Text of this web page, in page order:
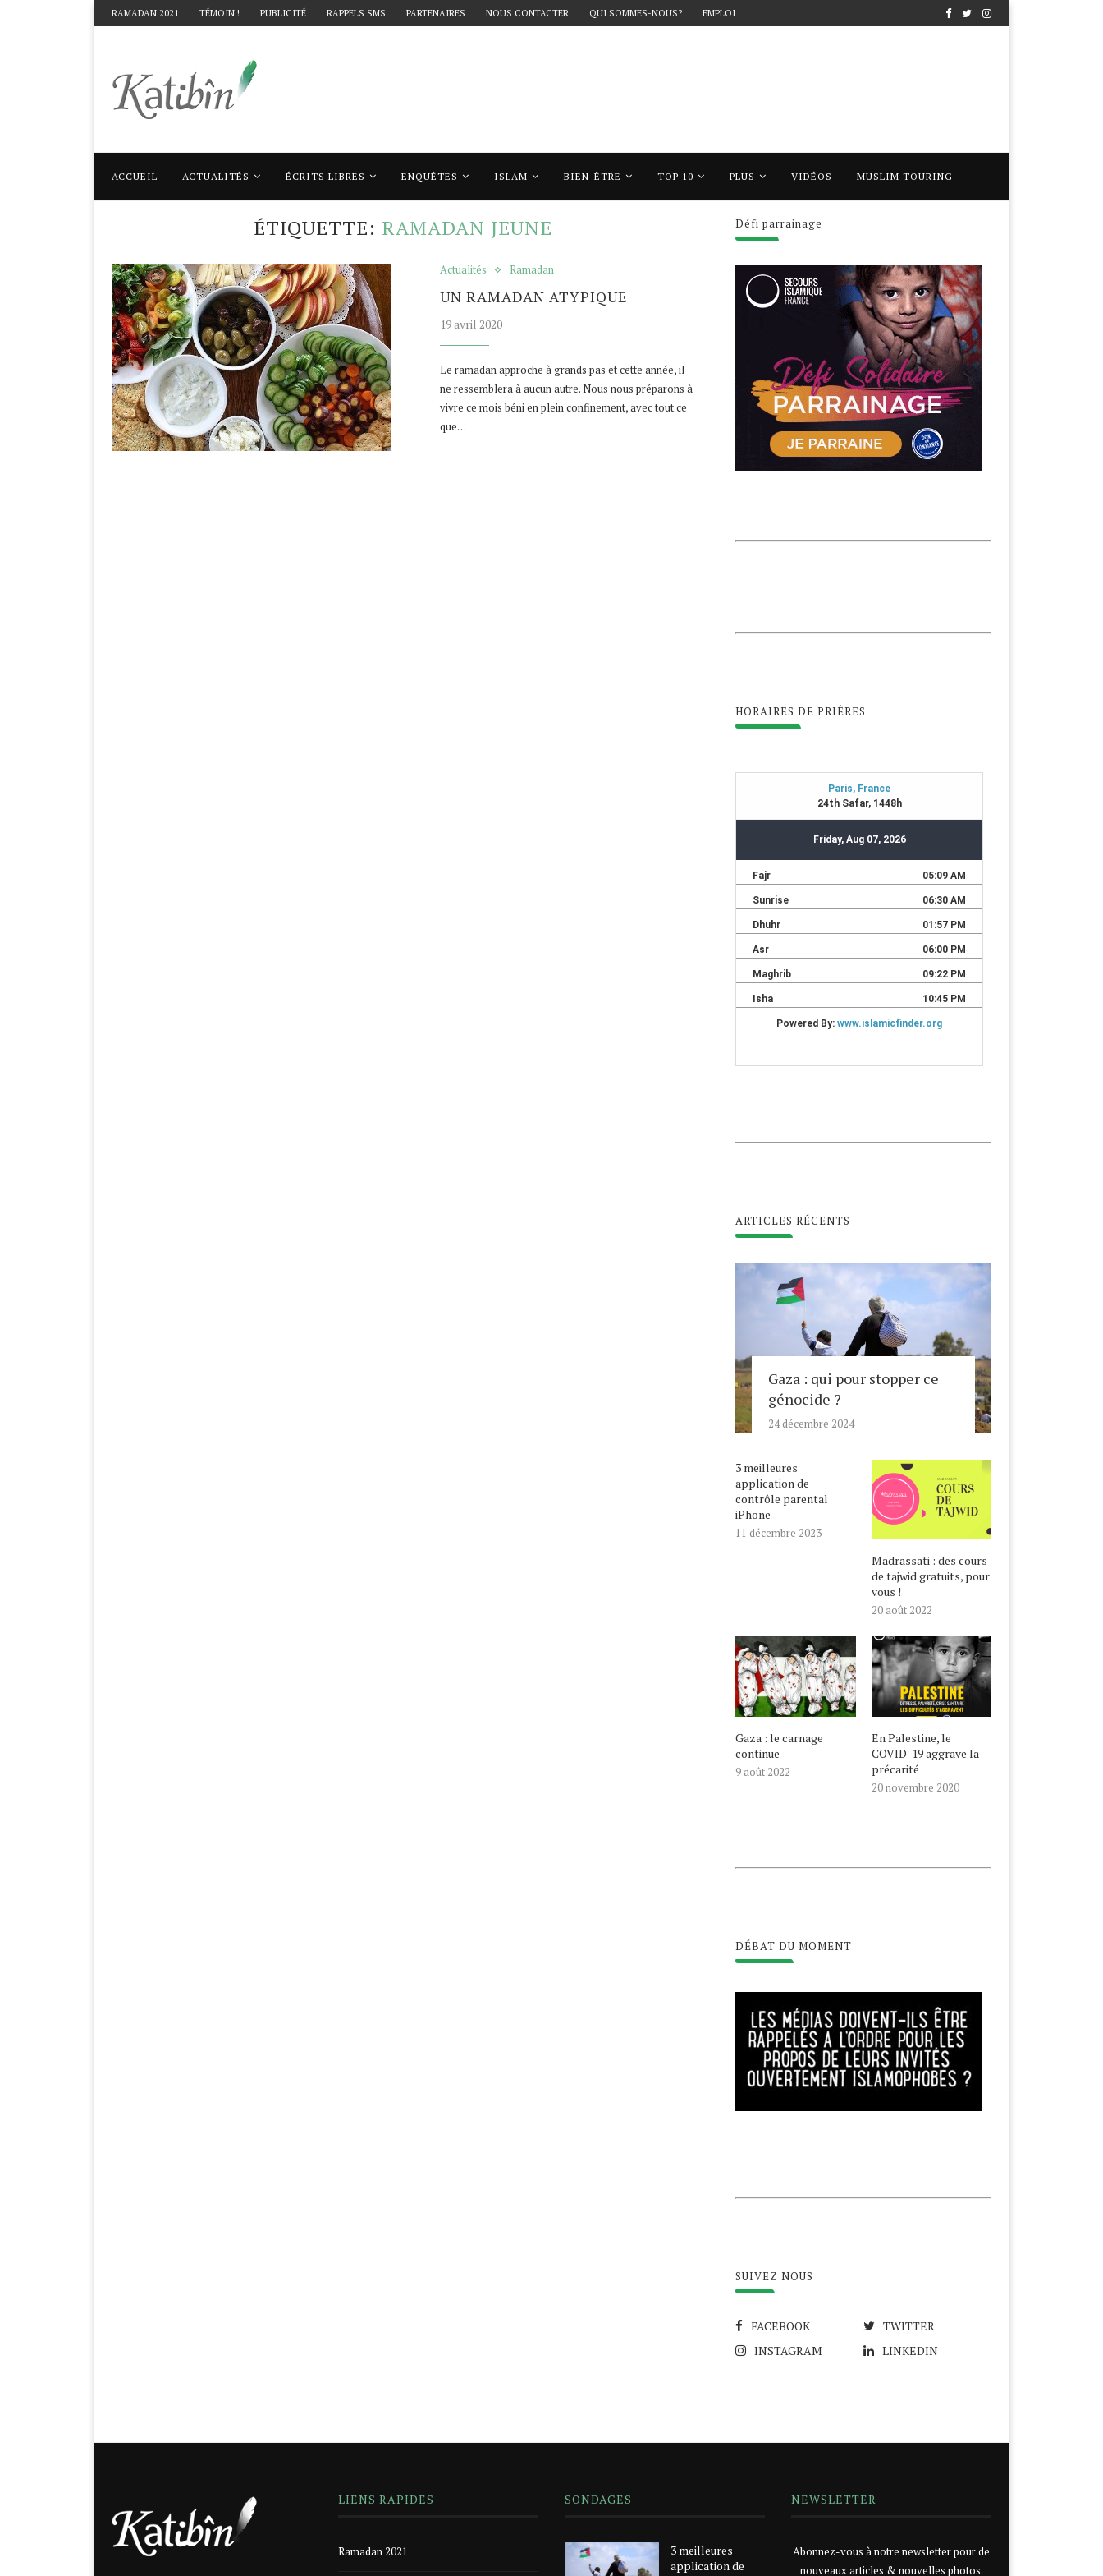
RAMADAN 2021 TÉMOIN ! PUBLICITÉ RAPPELS SMS PARTENAIRES NOUS CONTACTER QUI SOMMES-NOUS? EMPLOI
ACCUEIL ACTUALITÉS ÉCRITS LIBRES ENQUÊTES ISLAM BIEN-ÊTRE TOP 10 PLUS VIDÉOS MUSLIM TOURING
Accueil Mots clés Articles taggés avec "ramadan jeune"
ÉTIQUETTE: RAMADAN JEUNE
Actualités Ramadan
UN RAMADAN ATYPIQUE
19 avril 2020
Le ramadan approche à grands pas et cette année, il
ne ressemblera à aucun autre. Nous nous préparons à
vivre ce mois béni en plein confinement, avec tout ce
que…
Défi parrainage
HORAIRES DE PRIÊRES
ARTICLES RÉCENTS
Gaza : qui pour stopper ce
génocide ?
24 décembre 2024
3 meilleures
application de
contrôle parental
iPhone
11 décembre 2023
Madrassati : des cours
de tajwid gratuits, pour
vous !
20 août 2022
Gaza : le carnage
continue
9 août 2022
En Palestine, le
COVID-19 aggrave la
précarité
20 novembre 2020
DÉBAT DU MOMENT
SUIVEZ NOUS
FACEBOOK
TWITTER
INSTAGRAM
LINKEDIN
LIENS RAPIDES
Ramadan 2021
SONDAGES
3 meilleures
application de
NEWSLETTER
Abonnez-vous à notre newsletter pour de
nouveaux articles & nouvelles photos.